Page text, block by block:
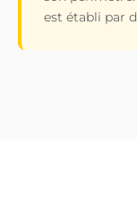
est établi par